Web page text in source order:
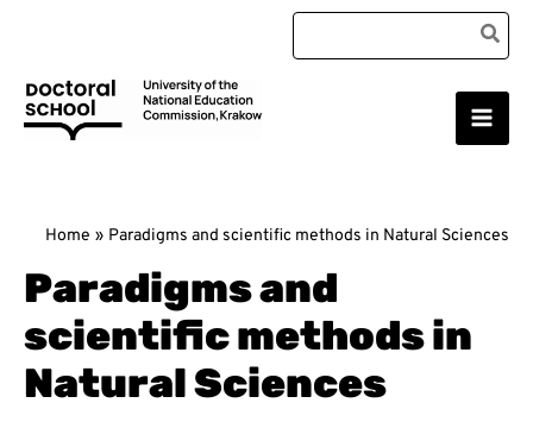
content
Search
for:
Main
Home Paradigms and scientific methods in Natural Sciences
Paradigms and
scientific methods in
Natural Sciences